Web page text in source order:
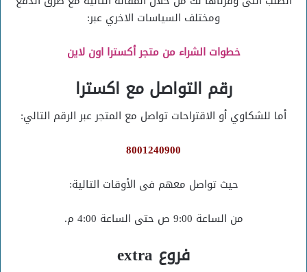
ومختلف السياسات الاخري عبر:
خطوات الشراء من متجر أكسترا اون لاين
رقم التواصل مع اكسترا
أما للشكاوي أو الاقتراحات تواصل مع المتجر عبر الرقم التالي:
8001240900
حيث تواصل معهم فى الأوقات التالية:
من الساعة 9:00 ص حتى الساعة 4:00 م.
فروع extra